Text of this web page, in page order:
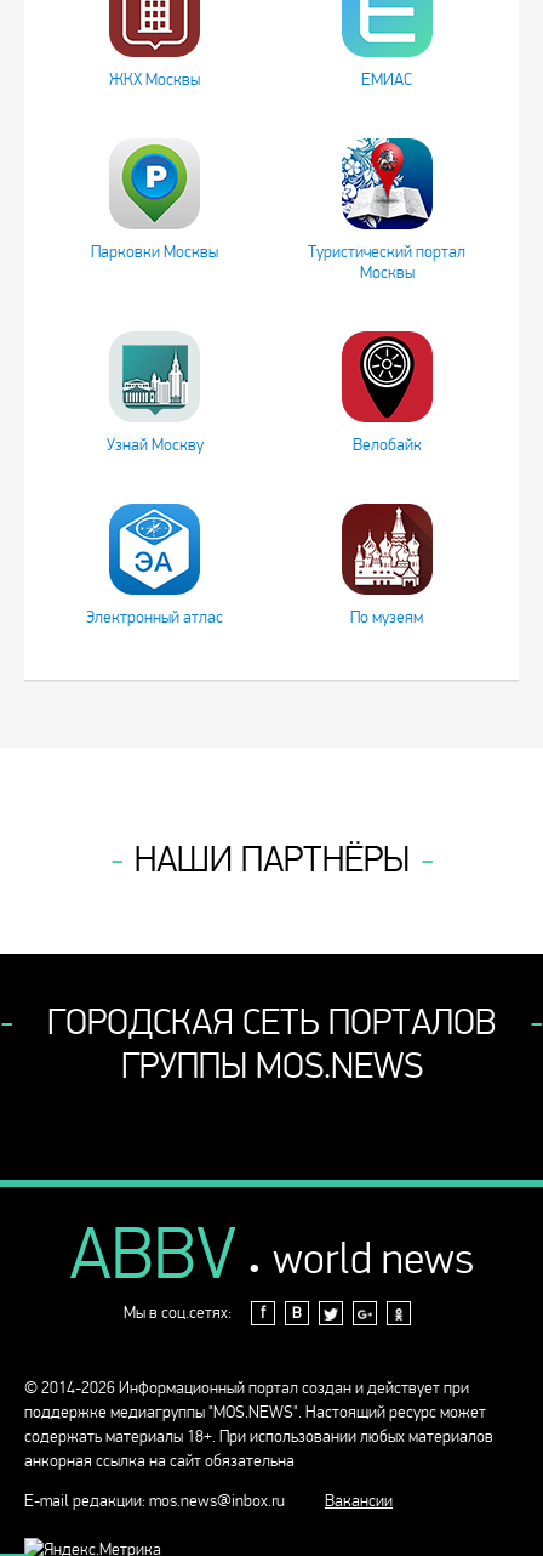
ЖКХ Москвы ЕМИАС
Парковки Москвы
Туристический портал
Москвы
Узнай Москву Велобайк
Электронный атлас По музеям
НАШИ ПАРТНЁРЫ
ГОРОДСКАЯ СЕТЬ ПОРТАЛОВ
ГРУППЫ MOS.NEWS
ABBV . world news
Мы в соц.сетях: f В
© 2014-2026 Информационный портал создан и действует при
поддержке медиагруппы "MOS.NEWS". Настоящий ресурс может
содержать материалы 18+. При использовании любых материалов
анкорная ссылка на сайт обязательна
E-mail редакции:mos.news@inbox.ru Вакансии